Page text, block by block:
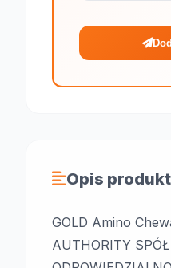
Opis
GOLD Amino
AUTHORITY